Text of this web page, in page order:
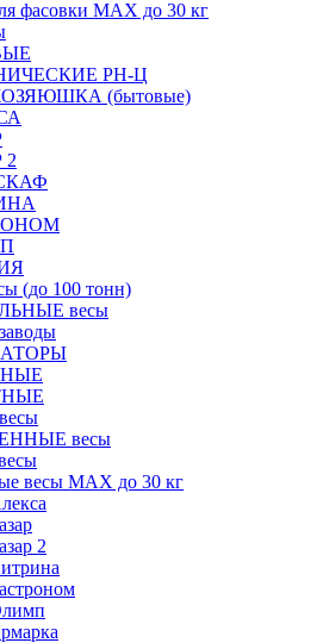
фасовки MAX до 30 кг
РН-Ц
(бытовые)
2
(до 100 тонн)
весы
весы
весы MAX до 30 кг
2